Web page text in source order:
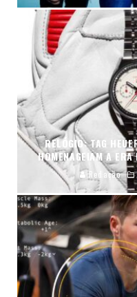
RELÓGIO: TAG
HOMENAGEIAM A ERA
Redação